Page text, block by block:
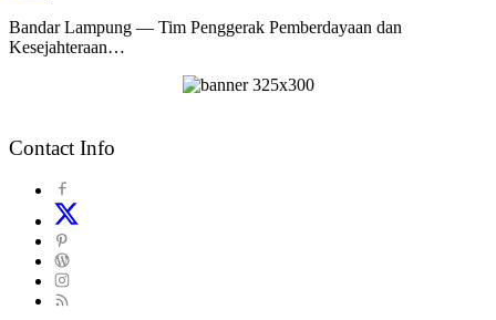
Bandar Lampung — Tim Penggerak Pemberdayaan dan
Kesejahteraan…
Contact Info